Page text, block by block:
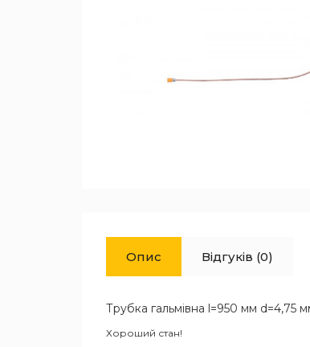
Опис Відгуків (0)
Трубка гальмівна l=950 мм
Хороший стан!